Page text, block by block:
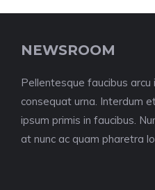
NEWSROOM
Pellentesque faucibus arcu
consequat urna. Interdum
ipsum primis in faucibus.
at nunc ac quam pharetra